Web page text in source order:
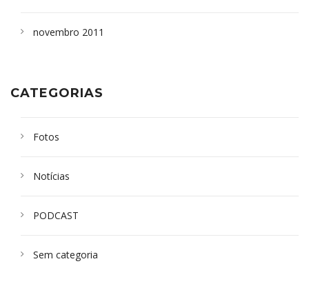
novembro 2011
CATEGORIAS
Fotos
Notícias
PODCAST
Sem categoria